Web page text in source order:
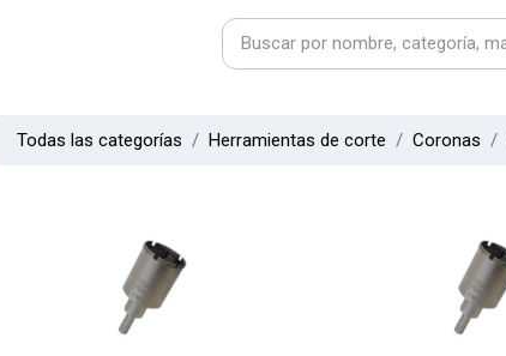
Todas las categorías Herramientas de corte Coronas